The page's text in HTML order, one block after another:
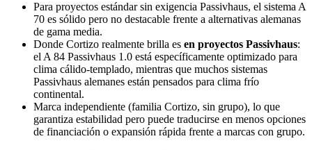
Para proyectos estándar sin exigencia Passivhaus, el sistema A
70 es sólido pero no destacable frente a alternativas alemanas
de gama media.
Donde Cortizo realmente brilla es en proyectos Passivhaus:
el A 84 Passivhaus 1.0 está específicamente optimizado para
clima cálido-templado, mientras que muchos sistemas
Passivhaus alemanes están pensados para clima frío
continental.
Marca independiente (familia Cortizo, sin grupo), lo que
garantiza estabilidad pero puede traducirse en menos opciones
de financiación o expansión rápida frente a marcas con grupo.